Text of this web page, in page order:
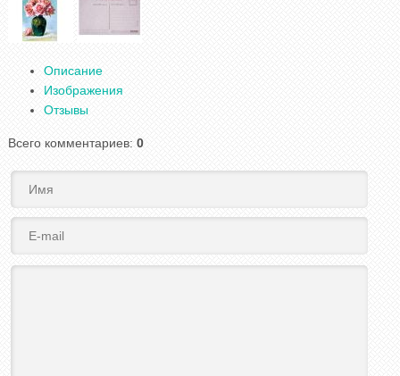
Описание
Изображения
Отзывы
Всего комментариев: 0